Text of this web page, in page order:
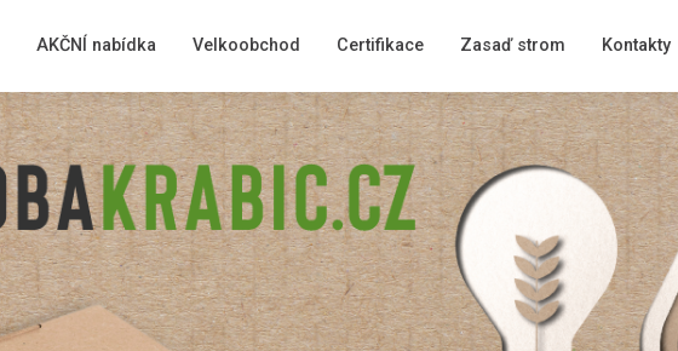
AKČNÍ nabídka Velkoobchod Certifikace Zasaď strom Kontakty